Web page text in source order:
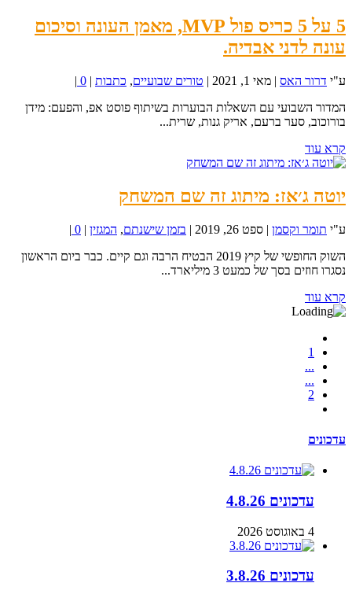
5 על 5 כריס פול MVP, מאמן העונה וסיכום
עונה לדני אבדיה.
ע"י דרור האס | מאי 1, 2021 | טורים שבועיים, כתבות |
0
|
המדור השבועי עם השאלות הבוערות בשיתוף פוסט אפ, והפעם: מידן
בורוכוב, סער ברעם, אריק גנות, שרית...
קרא עוד
יוטה ג׳אז: מיתוג זה שם המשחק
ע"י תומר וקסמן | ספט 26, 2019 | בזמן שישנתם, המגזין |
0
|
השוק החופשי של קיץ 2019 הבטיח הרבה וגם קיים. כבר ביום הראשון
נסגרו חוזים בסך של כמעט 3 מיליארד...
קרא עוד
1
...
...
2
עדכונים
עדכונים 4.8.26
4 באוגוסט 2026
עדכונים 3.8.26